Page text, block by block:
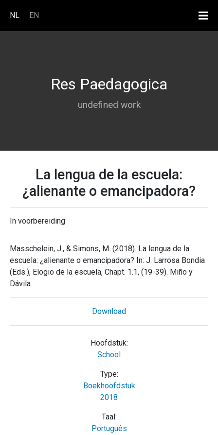
NL
EN
Res Paedagogica
undefined work
La lengua de la escuela:
¿alienante o emancipadora?
In voorbereiding
Masschelein, J., & Simons, M. (2018). La lengua de la
escuela: ¿alienante o emancipadora? In: J. Larrosa Bondia
(Eds.), Elogio de la escuela, Chapt. 1.1, (19-39). Miño y
Dávila.
Download
Hoofdstuk:
School
Type:
Boekhoofdstuk
2018
Taal:
Português